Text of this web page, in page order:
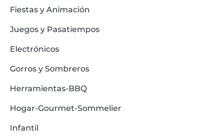
Fiestas y Animación
Juegos y Pasatiempos
Electrónicos
Gorros y Sombreros
Herramientas-BBQ
Hogar-Gourmet-Sommelier
Infantil